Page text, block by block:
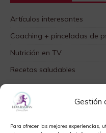
Gestión
Para ofrecer las mejores experiencias,
Artículos interesantes
Coaching + pinceladas de
Nutrición en TV
Recetas saludables
SABORES DIFERENTES
Videos TOP
META